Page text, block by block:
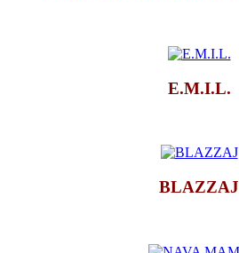
E.M.I.L.
BLAZZAJ